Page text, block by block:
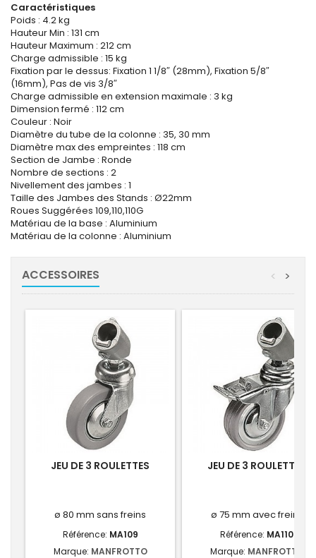
Caractéristiques
Poids : 4.2 kg
Hauteur Min : 131 cm
Hauteur Maximum : 212 cm
Charge admissible : 15 kg
Fixation par le dessus: Fixation 1 1/8″ (28mm), Fixation 5/8″
(16mm), Pas de vis 3/8″
Charge admissible en extension maximale : 3 kg
Dimension fermé : 112 cm
Couleur : Noir
Diamètre du tube de la colonne : 35, 30 mm
Diamètre max des empreintes : 118 cm
Section de Jambe : Ronde
Nombre de sections : 2
Nivellement des jambes : 1
Taille des Jambes des Stands : Ø22mm
Roues Suggérées 109,110,110G
Matériau de la base : Aluminium
Matériau de la colonne : Aluminium
ACCESSOIRES >
<
JEU DE 3 ROULETTES
ø 80 mm sans freins
Référence: MA109
Marque: MANFROTTO
JEU DE 3 ROULETTES
ø 75 mm avec freins
Référence: MA110
Marque: MANFROTTO